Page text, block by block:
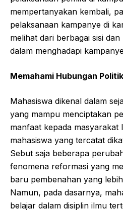
mempertanyakan kembali,
pelaksanaan kampanye di
melihat dari berbagai sisi
dalam menghadapi
Memahami Hubungan
Mahasiswa dikenal dalam
yang mampu menciptakan
manfaat kepada masyarakat
mahasiswa yang tercatat
Sebut saja beberapa
fenomena reformasi yang
baru pembenahan yang
Namun, pada dasarnya,
belajar dalam disiplin ilmu